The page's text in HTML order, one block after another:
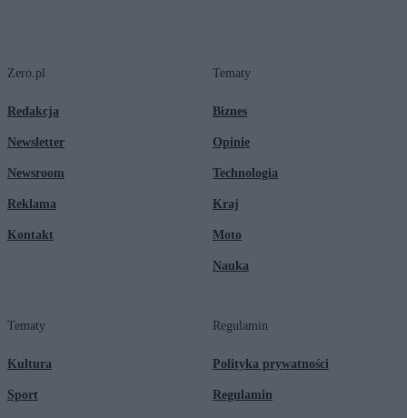
Zero.pl
Redakcja
Newsletter
Newsroom
Reklama
Kontakt
Tematy
Biznes
Opinie
Technologia
Kraj
Moto
Nauka
Tematy
Kultura
Sport
Regulamin
Polityka prywatności
Regulamin